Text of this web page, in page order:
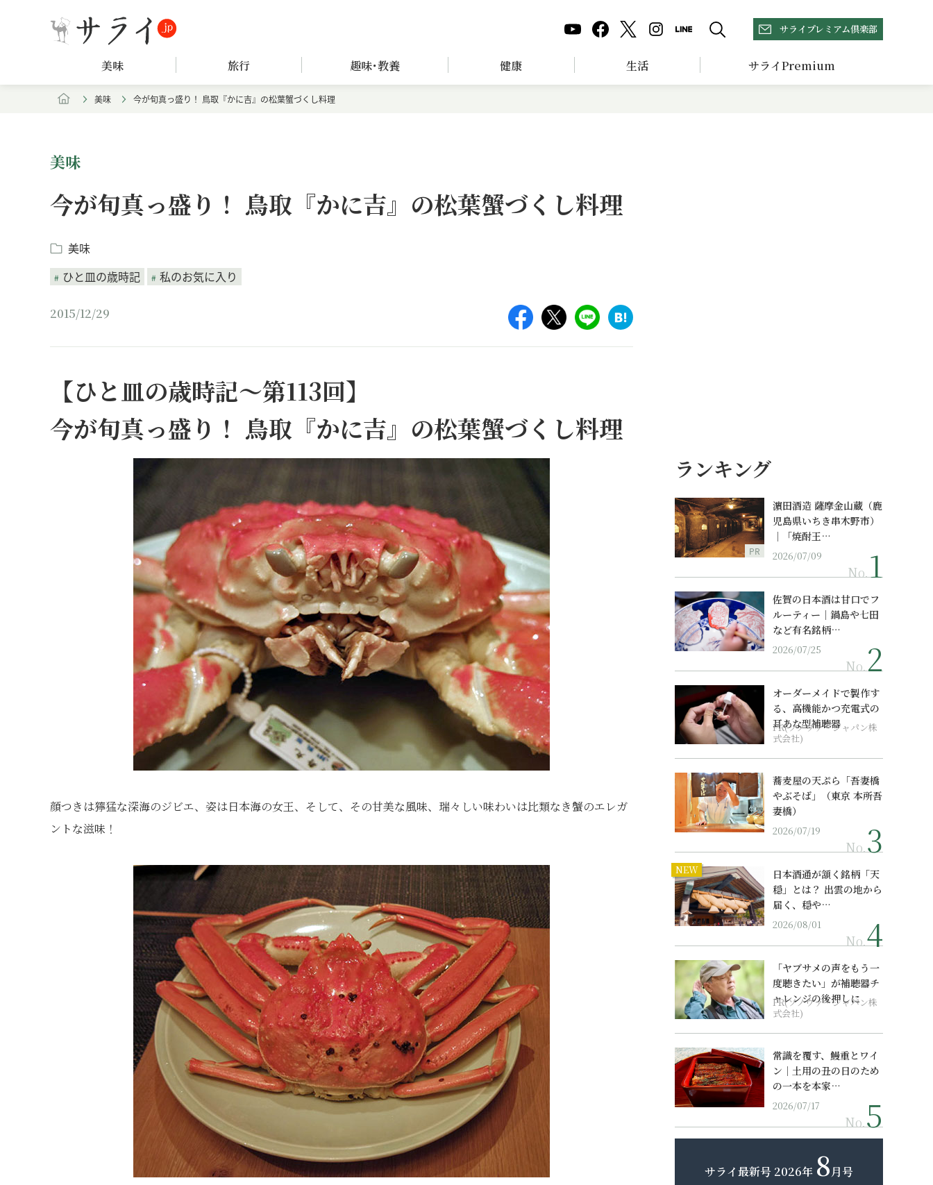
サライプレミアム倶楽部
美味 旅行 趣味･教養 健康 生活 サライPremium
美味 今が旬真っ盛り！ 鳥取『かに吉』の松葉蟹づくし料理
美味
今が旬真っ盛り！ 鳥取『かに吉』の松葉蟹づくし料理
美味
ひと皿の歳時記
私のお気に入り
2015/12/29
【ひと皿の歳時記～第113回】
今が旬真っ盛り！ 鳥取『かに吉』の松葉蟹づくし料理
顔つきは獰猛な深海のジビエ、姿は日本海の女王、そして、その甘美な風味、瑞々しい味わいは比類なき蟹のエレガ
ントな滋味！
ランキング
PR
濵田酒造 薩摩金山蔵（鹿
児島県いちき串木野市）
｜「焼酎王…
2026/07/09
No.
佐賀の日本酒は甘口でフ
ルーティー｜鍋島や七田
など有名銘柄…
2026/07/25
No.
オーダーメイドで製作す
る、高機能かつ充電式の
耳あな型補聴器
PR(ソノヴァ・ジャパン株
式会社)
蕎麦屋の天ぷら「吾妻橋
やぶそば」（東京 本所吾
妻橋）
2026/07/19
No.
NEW
日本酒通が頷く銘柄「天
穏」とは？ 出雲の地から
届く、穏や…
2026/08/01
No.
「ヤブサメの声をもう一
度聴きたい」が補聴器チ
ャレンジの後押しに
PR(ソノヴァ・ジャパン株
式会社)
常識を覆す、鰻重とワイ
ン｜土用の丑の日のため
の一本を本家…
2026/07/17
No.
サライ最新号 2026年 8月号